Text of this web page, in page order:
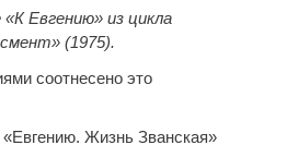
Евгению» из цикла
(1975).
соотнесено это
Жизнь Званская»